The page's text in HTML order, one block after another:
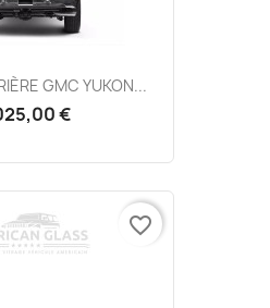
GMC YUKON...
€
favorite_border